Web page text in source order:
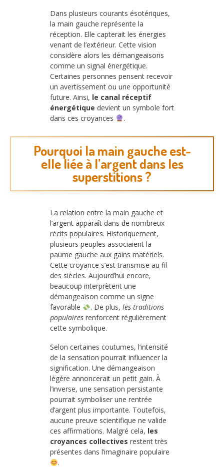
Dans plusieurs courants ésotériques,
la main gauche représente la
réception. Elle capterait les énergies
venant de l’extérieur. Cette vision
considère alors les démangeaisons
comme un signal énergétique.
Certaines personnes pensent recevoir
un avertissement ou une opportunité
future. Ainsi, le canal réceptif
énergétique devient un symbole fort
dans ces croyances
.
Pourquoi la main gauche est-
elle liée à l’argent dans les
superstitions ?
La relation entre la main gauche et
l’argent apparaît dans de nombreux
récits populaires. Historiquement,
plusieurs peuples associaient la
paume gauche aux gains matériels.
Cette croyance s’est transmise au fil
des siècles. Aujourd’hui encore,
beaucoup interprètent une
démangeaison comme un signe
favorable
. De plus, les traditions
populaires renforcent régulièrement
cette symbolique.
Selon certaines coutumes, l’intensité
de la sensation pourrait influencer la
signification. Une démangeaison
légère annoncerait un petit gain. À
l’inverse, une sensation persistante
pourrait symboliser une rentrée
d’argent plus importante. Toutefois,
aucune preuve scientifique ne valide
ces affirmations. Malgré cela, les
croyances collectives restent très
présentes dans l’imaginaire populaire
.